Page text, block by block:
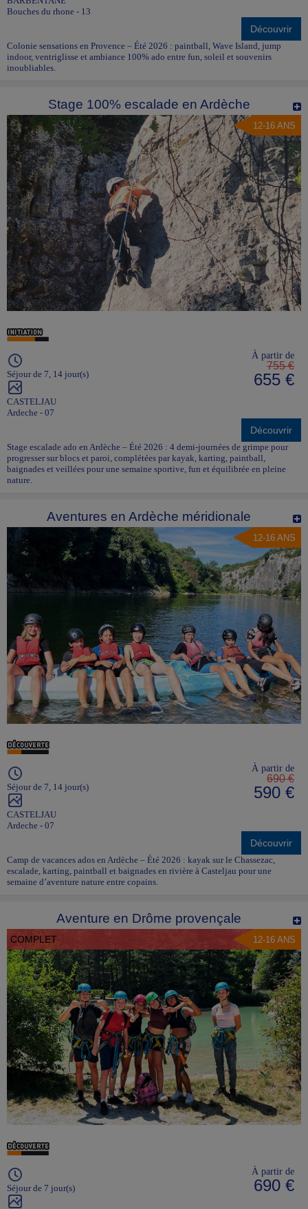
Bouches du rhone - 13
Découvrir
Colonie sensations en Provence – Été 2026 : paintball, Wave Island, jump
indoor, ventriglisse et ambiance 100% ado entre fun, soleil et souvenirs
inoubliables.
Stage 100% escalade en Ardèche
12-16 ANS
Séjour de 7, 14 jour(s)
CASTELJAU
Ardeche - 07
À partir de
755 €
655 €
Découvrir
Stage escalade ado en Ardèche – Été 2026 : 4 demi-journées de grimpe pour
progresser sur blocs et paroi, complétées par kayak, karting, paintball,
baignades et veillées pour une semaine sportive, fun et équilibrée en pleine
nature.
Aventures en Ardèche méridionale
12-16 ANS
Séjour de 7, 14 jour(s)
CASTELJAU
Ardeche - 07
À partir de
690 €
590 €
Découvrir
Camp de vacances ados en Ardèche – Été 2026 : kayak sur le Chassezac,
escalade, karting, paintball et baignades en rivière à Casteljau pour une
semaine d’aventure nature entre copains.
Aventure en Drôme provençale
COMPLET 12-16 ANS
Séjour de 7 jour(s)
À partir de
690 €